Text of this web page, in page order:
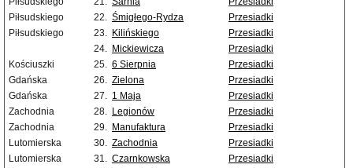
Piłsudskiego
22. Śmigłego-Rydza
Przesiadki
Piłsudskiego
23. Kilińskiego
Przesiadki
24. Mickiewicza
Przesiadki
Kościuszki
25. 6 Sierpnia
Przesiadki
Gdańska
26. Zielona
Przesiadki
Gdańska
27. 1 Maja
Przesiadki
Zachodnia
28. Legionów
Przesiadki
Zachodnia
29. Manufaktura
Przesiadki
Lutomierska
30. Zachodnia
Przesiadki
Lutomierska
31. Czarnkowska
Przesiadki